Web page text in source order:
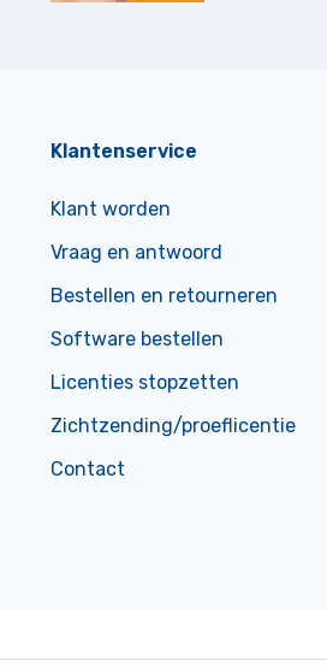
Klantenservice
Klant worden
Vraag en antwoord
Bestellen en retourneren
Software bestellen
Licenties stopzetten
Zichtzending/proeflicentie
Contact